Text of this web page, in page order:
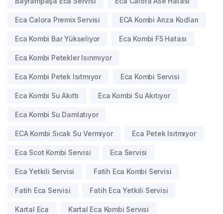
Eca Calora Premix Servisi ECA Kombi Arıza Kodları
Eca Kombi Bar Yükseliyor Eca Kombi F5 Hatası
Eca Kombi Petekler Isınmıyor
Eca Kombi Petek Isıtmıyor Eca Kombi Servisi
Eca Kombi Su Akıttı Eca Kombi Su Akıtıyor
Eca Kombi Su Damlatıyor
ECA Kombi Sıcak Su Vermiyor Eca Petek Isıtmıyor
Eca Scot Kombi Servisi Eca Servisi
Eca Yetkili Servisi Fatih Eca Kombi Servisi
Fatih Eca Servisi Fatih Eca Yetkili Servisi
Kartal Eca Kartal Eca Kombi Servisi